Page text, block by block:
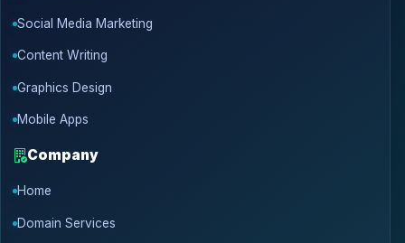
Social Media Marketing
Content Writing
Graphics Design
Mobile Apps
Company
Home
Domain Services